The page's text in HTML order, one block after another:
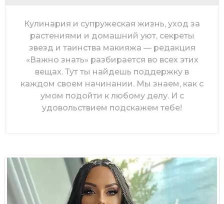
Кулинария и супружеская жизнь, уход за
растениями и домашний уют, секреты
звезд и таинства макияжа — редакция
«Важно знать» разбирается во всех этих
вещах. Тут ты найдешь поддержку в
каждом своем начинании. Мы знаем, как с
умом подойти к любому делу. И с
удовольствием подскажем тебе!